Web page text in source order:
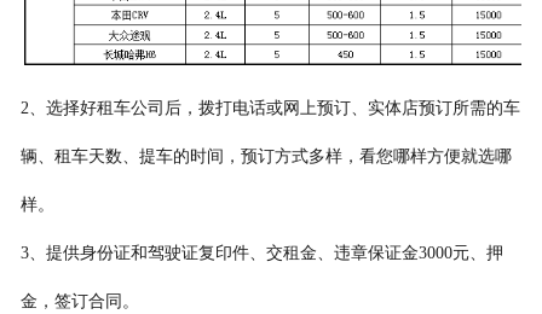
2、选择好租车公司后，拨打电话或网上预订、实体店预订所需的车
辆、租车天数、提车的时间，预订方式多样，看您哪样方便就选哪
样。
3、提供身份证和驾驶证复印件、交租金、违章保证金3000元、押
金，签订合同。